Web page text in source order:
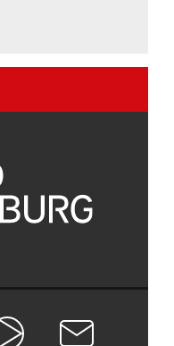
Salzburg
von Land Salzburg
ON
Newsletter